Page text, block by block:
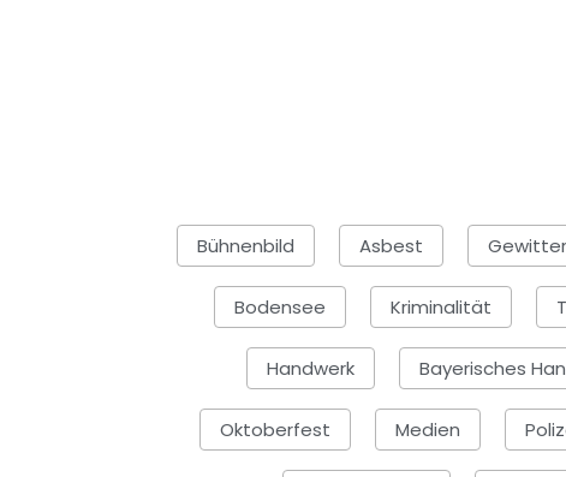
Bühnenbild Asbest Gewitter
Bodensee Kriminalität
Handwerk Bayerisches
Oktoberfest Medien